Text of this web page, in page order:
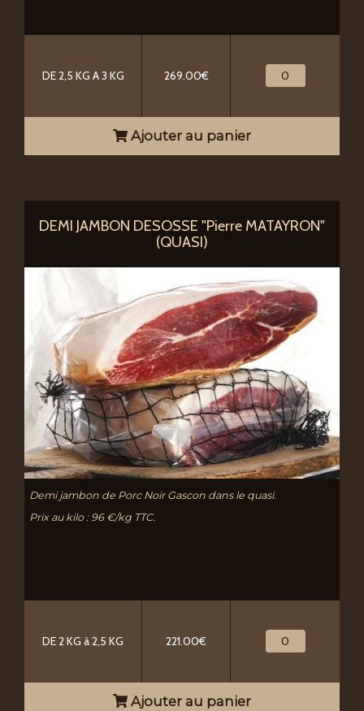
DE 2,5 KG A 3 KG 269.00€
Ajouter au panier
DEMI JAMBON DESOSSE "Pierre MATAYRON"
(QUASI)
Demi jambon de Porc Noir Gascon dans le quasi.
Prix au kilo : 96 €/kg TTC.
DE 2 KG à 2,5 KG 221.00€
Ajouter au panier